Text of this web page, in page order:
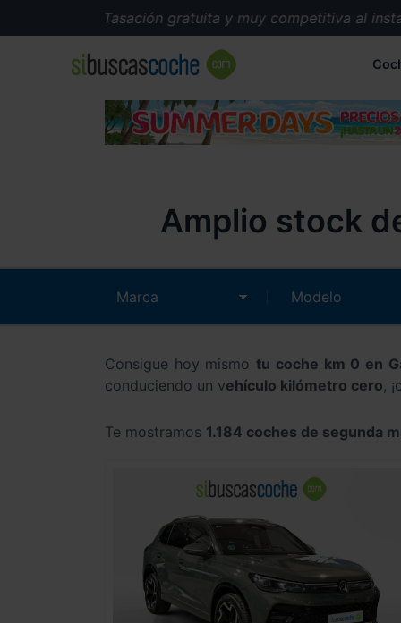
Tasación gratuita y muy competitiva al instante.
Amplio stock
Consigue hoy mismotu coche km 0 en
conduciendo un vehículo kilómetro cero,
Te mostramos 1.184 coches de segunda